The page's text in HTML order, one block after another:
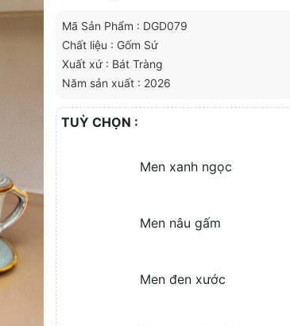
Mã Sản Phẩm : DGD079
Chất liệu : Gốm Sứ
Xuất xứ : Bát Tràng
Năm sản xuất : 2026
TUỲ CHỌN :
Men xanh ngọc
Men nâu gấm
Men đen xước